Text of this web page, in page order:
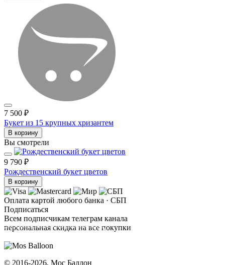
7 500 ₽
Букет из 15 крупных хризантем
В корзину
Вы смотрели
9 790 ₽
Рождественский букет цветов
В корзину
Оплата картой любого банка · СБП
Подписаться
Всем подписчикам телеграм канала
персональная скидка на все покупки
© 2016-2026. Мос Баллон